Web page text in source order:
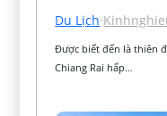
Du Lịch·
Được biết đến là thiên
Chiang Rai hấp…